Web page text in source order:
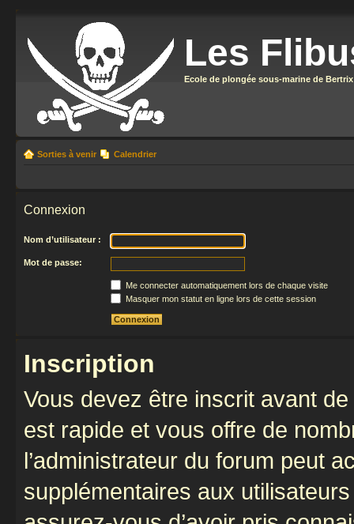
Les
Ecole de plongée sous-marine de Bertrix
Sorties à venir Calendrier
Connexion
Nom d’utilisateur :
Mot de passe:
Me connecter automatiquement lors de chaque visite
Masquer mon statut en ligne lors de cette session
Inscription
Vous devez être inscrit avant
est rapide et vous offre de
l’administrateur du forum peut
supplémentaires aux